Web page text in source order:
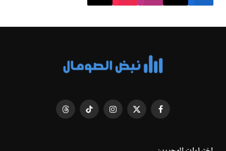
فيسبوك X
الانستغرامتيكتوك Threads